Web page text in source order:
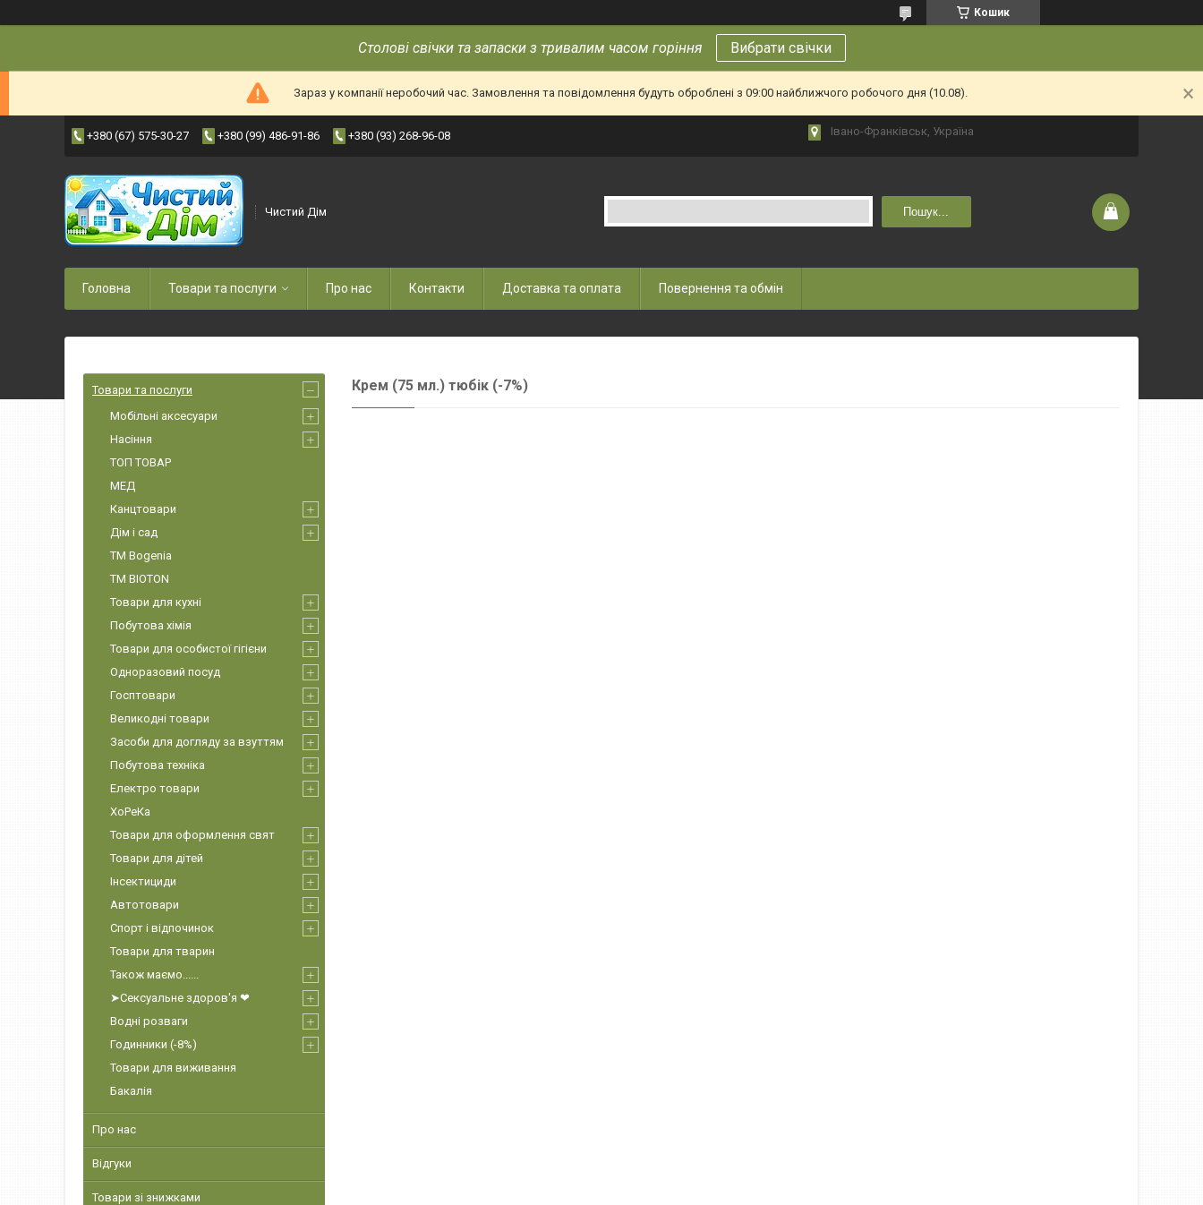
Кошик
Столові свічки та запаски з тривалим часом горіння Вибрати свічки
Зараз у компанії неробочий час. Замовлення та повідомлення будуть оброблені з 09:00 найближчого робочого дня (10.08).
+380 (67) 575-30-27 +380 (99) 486-91-86 +380 (93) 268-96-08 Івано-Франківськ, Україна
Чистий Дім Пошук...
Головна Товари та послуги Про нас Контакти Доставка та оплата Повернення та обмін
Крем (75 мл.) тюбік (-7%)
Товари та послуги
Мобільні аксесуари
Насіння
ТОП ТОВАР
МЕД
Канцтовари
Дім і сад
ТМ Bogenia
ТМ BIOTON
Товари для кухні
Побутова хімія
Товари для особистої гігієни
Одноразовий посуд
Госптовари
Великодні товари
Засоби для догляду за взуттям
Побутова техніка
Електро товари
ХоРеКа
Товари для оформлення свят
Товари для дітей
Інсектициди
Автотовари
Спорт і відпочинок
Товари для тварин
Також маємо......
➤Сексуальне здоров'я ❤
Водні розваги
Годинники (-8%)
Товари для виживання
Бакалія
Про нас
Відгуки
Товари зі знижками